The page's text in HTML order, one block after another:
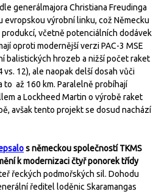
generálmajora Christiana Freudinga
evropskou výrobní linku, což Německu
včetně potenciálních dodávek
oproti modernější verzi PAC-3 MSE
balistických hrozeb a nižší počet raket
12), ale naopak delší dosah vůči
to až 160 km. Paralelně probíhají
a Lockheed Martin o výrobě raket
avšak tento projekt se dosud nachází
s německou společností TKMS
k modernizaci čtyř ponorek třídy
řeckých podmořských sil. Dohodu
ředitel loděnic Skaramangas